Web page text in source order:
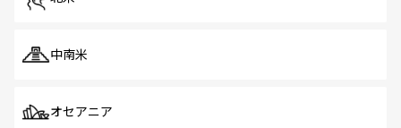
中南米
オセアニア